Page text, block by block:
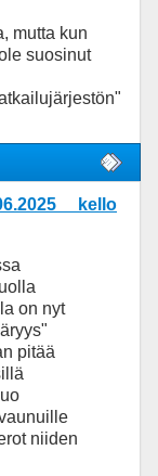
mutta kun
suosinut
kello
on nyt
pitää
niiden